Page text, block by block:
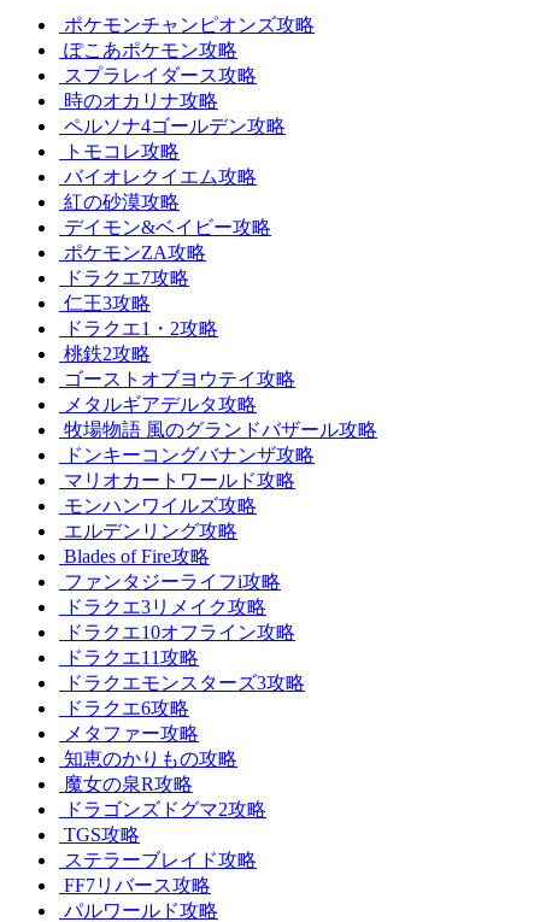
ポケモンチャンピオンズ攻略
ぽこあポケモン攻略
スプラレイダース攻略
時のオカリナ攻略
ペルソナ4ゴールデン攻略
トモコレ攻略
バイオレクイエム攻略
紅の砂漠攻略
デイモン&ベイビー攻略
ポケモンZA攻略
ドラクエ7攻略
仁王3攻略
ドラクエ1・2攻略
桃鉄2攻略
ゴーストオブヨウテイ攻略
メタルギアデルタ攻略
牧場物語 風のグランドバザール攻略
ドンキーコングバナンザ攻略
マリオカートワールド攻略
モンハンワイルズ攻略
エルデンリング攻略
Blades of Fire攻略
ファンタジーライフi攻略
ドラクエ3リメイク攻略
ドラクエ10オフライン攻略
ドラクエ11攻略
ドラクエモンスターズ3攻略
ドラクエ6攻略
メタファー攻略
知恵のかりもの攻略
魔女の泉R攻略
ドラゴンズドグマ2攻略
TGS攻略
ステラーブレイド攻略
FF7リバース攻略
パルワールド攻略